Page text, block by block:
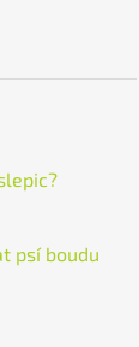
psí boudu